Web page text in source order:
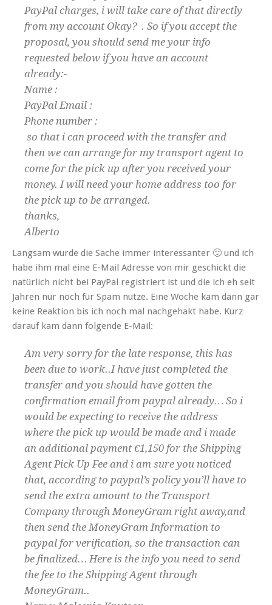
PayPal charges, i will take care of that directly
from my account Okay? . So if you accept the
proposal, you should send me your info
requested below if you have an account
already:-
Name :
PayPal Email :
Phone number :
so that i can proceed with the transfer and
then we can arrange for my transport agent to
come for the pick up after you received your
money. I will need your home address too for
the pick up to be arranged.
thanks,
Alberto
Langsam wurde die Sache immer interessanter 🙂 und ich
habe ihm mal eine E-Mail Adresse von mir geschickt die
natürlich nicht bei PayPal registriert ist und die ich eh seit
Jahren nur noch für Spam nutze. Eine Woche kam dann gar
keine Reaktion bis ich noch mal nachgehakt habe. Kurz
darauf kam dann folgende E-Mail:
Am very sorry for the late response, this has
been due to work..I have just completed the
transfer and you should have gotten the
confirmation email from paypal already… So i
would be expecting to receive the address
where the pick up would be made and i made
an additional payment €1,150 for the Shipping
Agent Pick Up Fee and i am sure you noticed
that, according to paypal’s policy you’ll have to
send the extra amount to the Transport
Company through MoneyGram right away,and
then send the MoneyGram Information to
paypal for verification, so the transaction can
be finalized… Here is the info you need to send
the fee to the Shipping Agent through
MoneyGram..